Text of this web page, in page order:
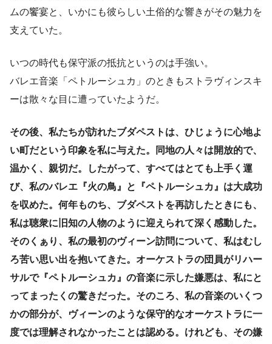
ムの饗宴と、いかにも彼らしい土俗的な響きがその魅力を
支えていた。
いつの時代も保守派の抵抗というのは手強い。
バレエ音楽「ペトルーシュカ」のときもストラヴィンスキ
ーは散々な目に遭っていたようだ。
その後、私たちが訪れたブダペストは、ひじょうに心地よ
い町だという印象を私に与えた。同地の人々は開放的で、
温かく、親切だ。したがって、すべてはとても上手く運
び、私のバレエ『火の鳥』と『ペトルーシュカ』は大成功
を収めた。何年ものち、ブダペストを再訪したときにも、
私は聴衆に旧知の人物のように迎えられて深く感動した。
そのくぁり、私の最初のヴィーン訪問について、私はむし
ろ苦い思い出を抱いてきた。オーケストラの団員がリハー
サルで『ペトルーシュカ』の音楽に示した嫌悪は、私にと
ってまったくの驚きだった。そのころ、私の音楽のいくつ
かの部分が、ヴィーンのような保守的なオーケストラに一
度では理解されなかったことは認める。けれども、その嫌